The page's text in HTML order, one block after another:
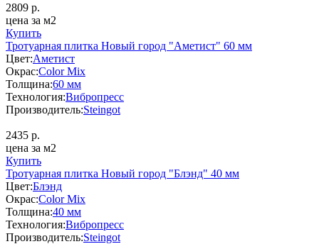
2809 р.
цена за м2
Купить
Тротуарная плитка Новый город "Аметист" 60 мм
Цвет:Аметист
Окрас:Color Mix
Толщина:60 мм
Технология:Вибропресс
Производитель:Steingot
2435 р.
цена за м2
Купить
Тротуарная плитка Новый город "Блэнд" 40 мм
Цвет:Блэнд
Окрас:Color Mix
Толщина:40 мм
Технология:Вибропресс
Производитель:Steingot